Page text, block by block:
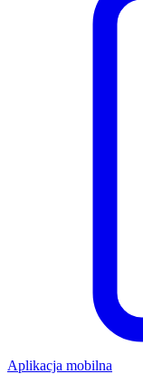
Aplikacja mobilna